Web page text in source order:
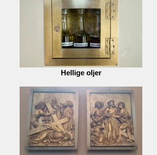
Hellige oljer